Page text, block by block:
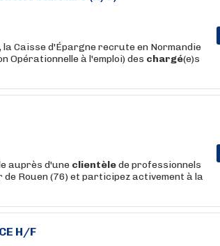
Caisse d'Épargne recrute en Normandie
Opérationnelle à l'emploi) des chargé(e)s
auprès d'une clientèlede professionnels
Rouen (76) et participez activement à la
H/F